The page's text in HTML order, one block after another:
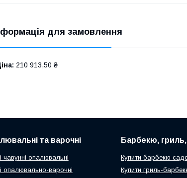
для замовлення
210 913,50 ₴
та варочні
чавунні опалювальні
опалювально-варочні
Барбекю,
Купити барбекю
Купити гриль-